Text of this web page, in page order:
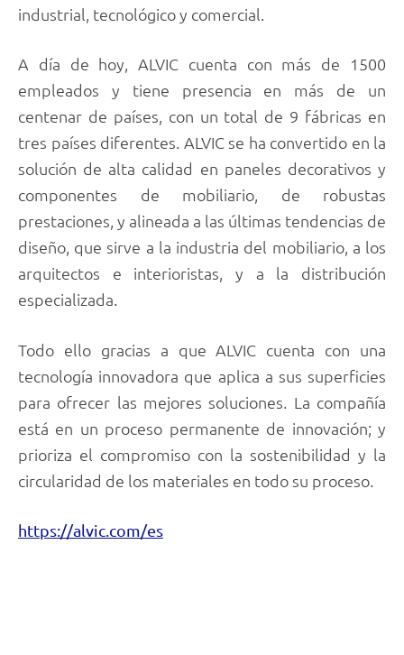
industrial, tecnológico y comercial.
A día de hoy, ALVIC cuenta con más de 1500
empleados y tiene presencia en más de un
centenar de países, con un total de 9 fábricas en
tres países diferentes. ALVIC se ha convertido en la
solución de alta calidad en paneles decorativos y
componentes de mobiliario, de robustas
prestaciones, y alineada a las últimas tendencias de
diseño, que sirve a la industria del mobiliario, a los
arquitectos e interioristas, y a la distribución
especializada.
Todo ello gracias a que ALVIC cuenta con una
tecnología innovadora que aplica a sus superficies
para ofrecer las mejores soluciones. La compañía
está en un proceso permanente de innovación; y
prioriza el compromiso con la sostenibilidad y la
circularidad de los materiales en todo su proceso.
https://alvic.com/es